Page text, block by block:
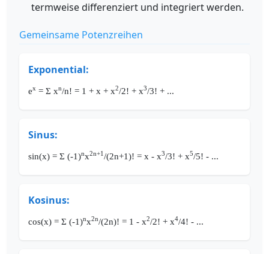
termweise differenziert und integriert werden.
Gemeinsame Potenzreihen
Exponential:
ex = Σ xn/n! = 1 + x + x2/2! + x3/3! + ...
Sinus:
sin(x) = Σ (-1)nx2n+1 /(2n+1)! = x - x3/3! + x5/5! - ...
Kosinus:
cos(x) = Σ (-1)nx2n/(2n)! = 1 - x2/2! + x4/4! - ...